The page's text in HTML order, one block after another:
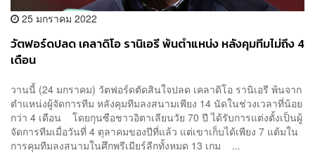
25 มกราคม 2022
วัตฟอร์ดปลด เคลาดิโอ รานิเอรี พ้นตำแหน่ง หลังคุมทีมไม่ถึง 4
เดือน
วานนี้ (24 มกราคม) วัตฟอร์ดตัดสินใจปลด เคลาดิโอ รานิเอรี พ้นจาก
ตำแหน่งผู้จัดการทีม หลังคุมทีมลงสนามเพียง 14 นัดในช่วงเวลาที่น้อย
กว่า 4 เดือน โดยกุนซือชาวอิตาเลียนวัย 70 ปี ได้รับการแต่งตั้งเป็นผู้
จัดการทีมเมื่อวันที่ 4 ตุลาคมของปีที่แล้ว แต่เขาเก็บได้เพียง 7 แต้มใน
การคุมทีมลงสนามในศึกพรีเมียร์ลีกทั้งหมด 13 เกม ...